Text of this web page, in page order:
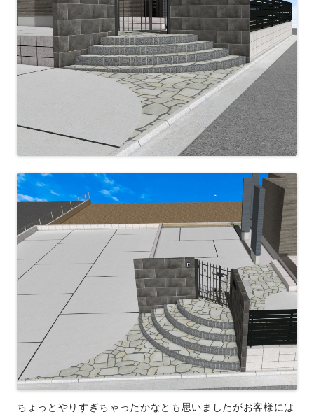
ちょっとやりすぎちゃったかなとも思いましたがお客様には